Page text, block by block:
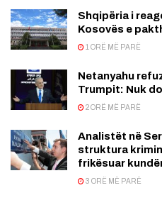
Shqipëria i
Kosovës e
1 ORË MË PARË
Netanyahu
Trumpit: Nuk
2 ORË MË PARË
Analistët në
struktura
frikësuar
3 ORË MË PARË